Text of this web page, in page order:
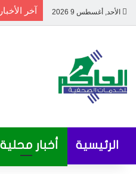
الأحد, أغسطس 9 2026 آخر الأخبار
الرئيسية أخبار محلية